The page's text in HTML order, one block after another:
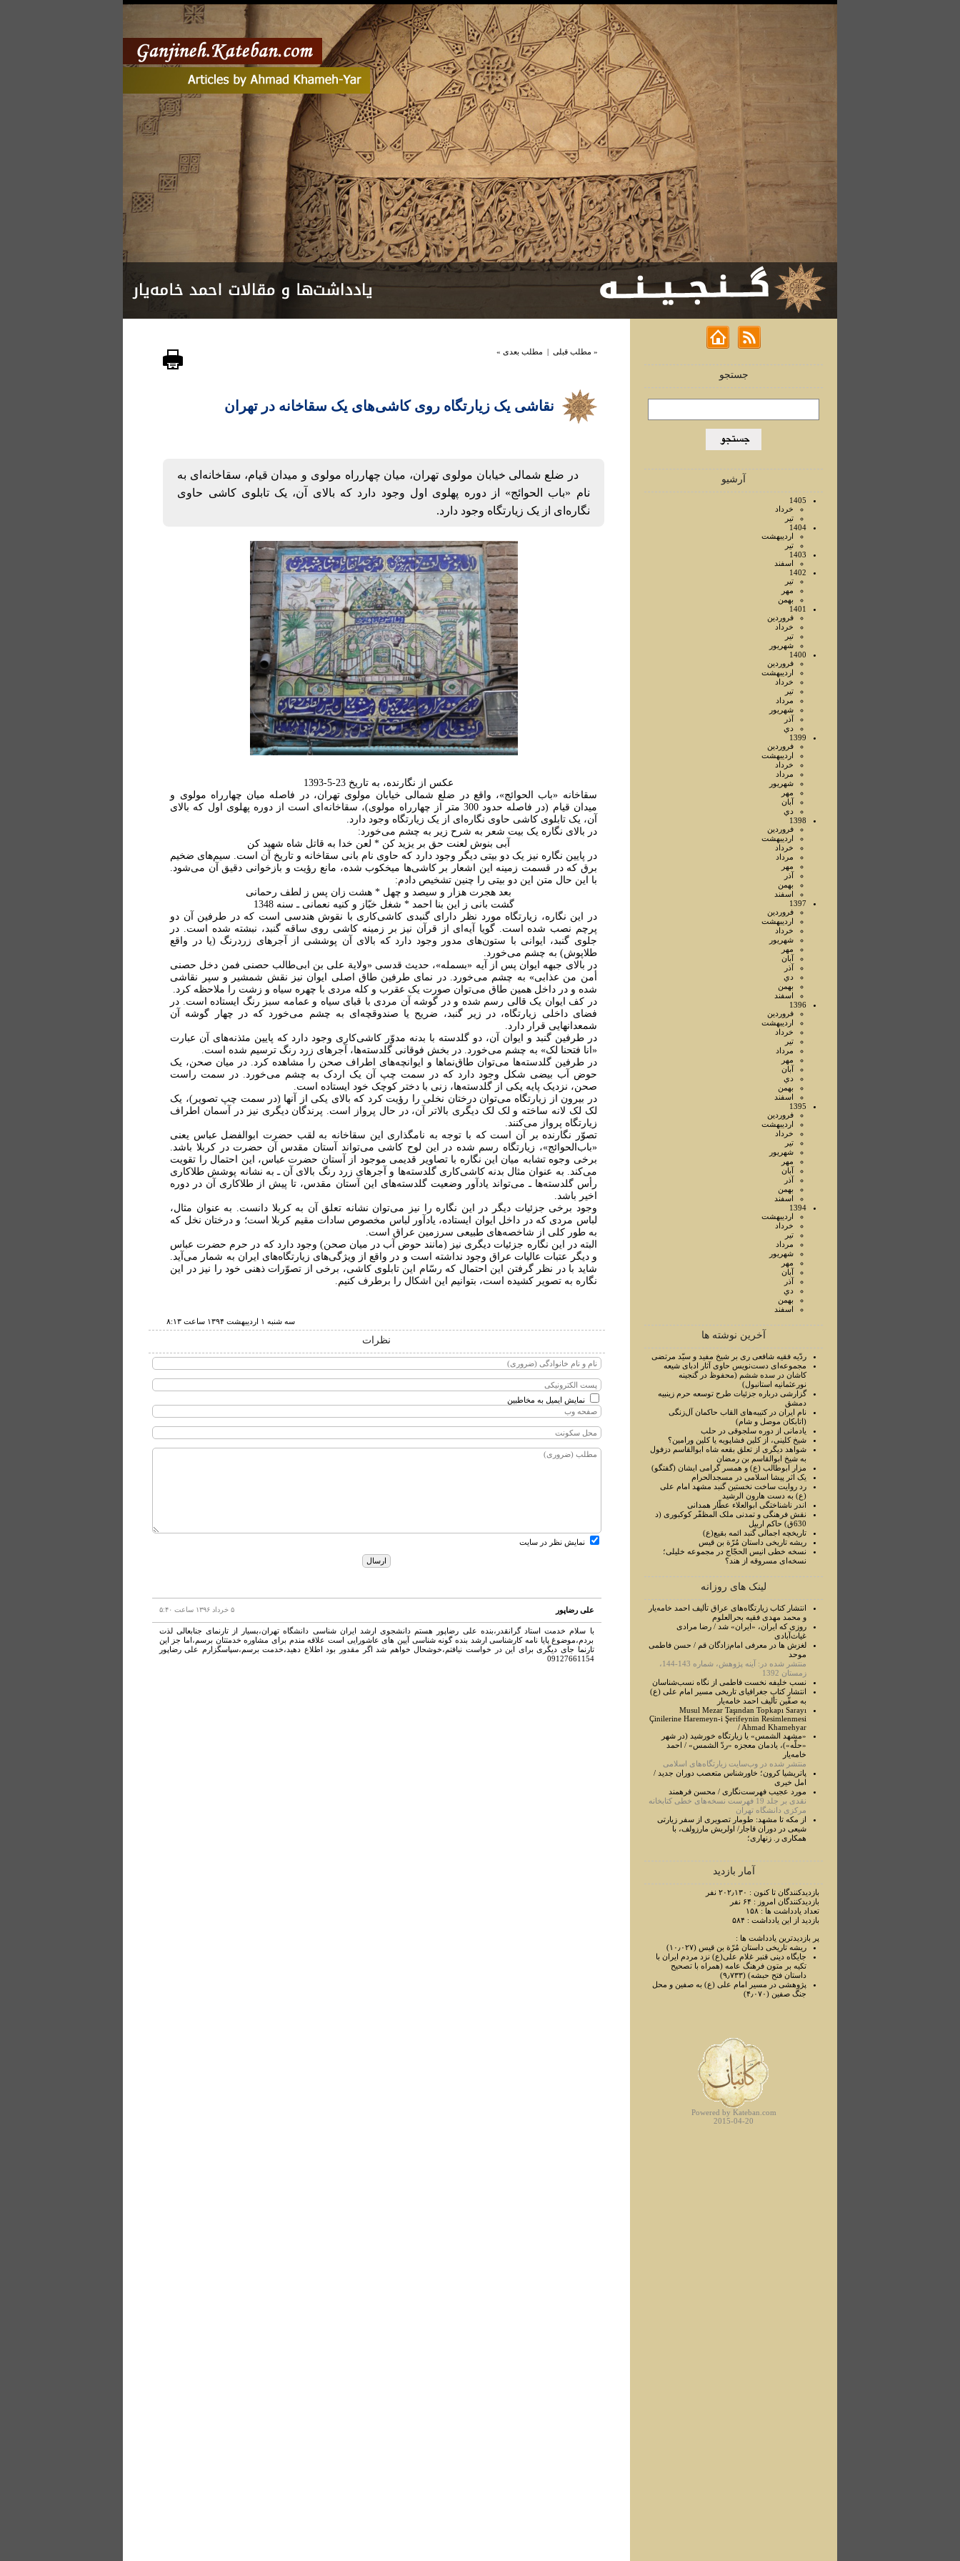
جستجو
آرشیو
1405
خرداد
تير
1404
ارديبهشت
تير
1403
اسفند
1402
تير
مهر
بهمن
1401
فروردين
خرداد
تير
شهريور
1400
فروردين
ارديبهشت
خرداد
تير
مرداد
شهريور
آذر
دي
1399
فروردين
ارديبهشت
خرداد
مرداد
شهريور
مهر
آبان
دي
1398
فروردين
ارديبهشت
خرداد
مرداد
مهر
آذر
بهمن
اسفند
1397
فروردين
ارديبهشت
خرداد
شهريور
مهر
آبان
آذر
دي
بهمن
اسفند
1396
فروردين
ارديبهشت
خرداد
تير
مرداد
مهر
آبان
دي
بهمن
اسفند
1395
فروردين
ارديبهشت
خرداد
تير
شهريور
مهر
آبان
آذر
بهمن
اسفند
1394
ارديبهشت
خرداد
تير
مرداد
شهريور
مهر
آبان
آذر
دي
بهمن
اسفند
آخرین نوشته ها
ردّیه فقیه شافعی ری بر شیخ مفید و سیّد مرتضی
مجموعه‌ای دست‌نویس حاوی آثار ادبای شیعه
کاشان در سده ششم (محفوظ در گنجینه
نورعثمانیه استانبول)
گزارشی درباره جزئیات طرح توسعه حرم زینبیه
دمشق
نام ایران در کتیبه‌های القاب حاکمان آل‌زنگی
(اتابکان موصل و شام)
یادمانی از دوره سلجوقی در حلب
شیخ کلینی، از کلین فشاپویه یا کلین ورامین؟
شواهد دیگری از تعلق بقعه شاه ابوالقاسم دزفول
به شیخ ابوالقاسم بن رمضان
مزار ابوطالب (ع) و همسر گرامی ایشان (گفتگو)
یک اثر پیشا اسلامی در مسجدالحرام
رد روایت ساخت نخستین گنبد مشهد امام علی
(ع) به دست هارون الرشید
اندر ناشناختگی ابوالعلاء عطّار همدانی
نقش فرهنگی و تمدنی ملک المظفّر کوکبوری (د
630ق) حاکم اربیل
تاریخچه اجمالی گنبد ائمه بقیع(ع)
ریشه تاریخی داستان مُرّة بن قیس
نسخه خطی انیس الحجّاج در مجموعه خلیلی؛
نسخه‌ای مسروقه از هند؟
لینک های روزانه
انتشار کتاب زیارتگاه‌های عراق تألیف احمد خامه‌یار
و محمد مهدی فقیه بحرالعلوم
روزی که ایران، «ایران» شد / رضا مرادی
غیاث‌آبادی
لغزش ها در معرفی امام‌زادگان قم / حسن فاطمی
موحد
منتشر شده در: آینه پژوهش، شماره 143-144،
زمستان 1392
نسب خلیفه نخست فاطمی از نگاه نسب‌شناسان
انتشار کتاب جغرافیای تاریخی مسیر امام علی (ع)
به صفّین تألیف احمد خامه‌یار
Musul Mezar Taşından Topkapı Sarayı
Çinilerine Haremeyn-i Şerifeynin Resimlenmesi
/ Ahmad Khamehyar
«مشهد الشمس» یا زیارتگاه خورشید (در شهر
«حلّه»)، یادمان معجزه «ردّ الشمس» / احمد
خامه‌یار
منتشر شده در وب‌سایت زیارتگاه‌های اسلامی
پاتریشیا کرون؛ خاورشناس متعصب دوران جدید /
امل خیری
مورد عجيب فهرست‌نگاری / محسن فرهمند
نقدی بر جلد 19 فهرست نسخه‌های خطی کتابخانه
مرکزی دانشگاه تهران
از مکه تا مشهد: طومار تصویری از سفر زیارتی
شیعی در دوران قاجار/ اولریش مارزولف، با
همکاری ر. زنهاری؛
آمار بازدید
بازدیدکنندگان تا کنون : ۲۰۲٫۱۳۰ نفر
بازدیدکنندگان امروز : ۶۴ نفر
تعداد یادداشت ها : ۱۵۸
بازدید از این یادداشت : ۵۸۴
پر بازدیدترین یادداشت ها :
ریشه تاریخی داستان مُرّة بن قیس (۱۰٫۰۲۷)
جایگاه دینی قنبر غلام علی(ع) نزد مردم ایران با
تکیه بر متون فرهنگ عامه (همراه با تصحیح
داستان فتح حبشه) (۹٫۷۳۳)
پژوهشی در مسیر امام علی ‌(ع) به صفین و محل
جنگ صفین (۴٫۰۷۰)
Powered by Kateban.com
2015-04-20
« مطلب قبلی | مطلب بعدی »
نقاشی یک زیارتگاه روی کاشی‌های یک سقاخانه در تهران
در ضلع شمالی خیابان مولوی تهران، میان چهارراه مولوی و میدان قیام، سقاخانه‌ای به
نام «باب الحوائج» از دوره پهلوی اول وجود دارد که بالای آن، یک تابلوی کاشی حاوی
نگاره‌ای از یک زیارتگاه وجود دارد.
عکس از نگارنده، به تاریخ 23-5-1393
سقاخانه «باب الحوائج»، واقع در ضلع شمالی خیابان مولوی تهران، در فاصله میان چهارراه مولوی و
میدان قیام (در فاصله حدود 300 متر از چهارراه مولوی)، سقاخانه‌ای است از دوره پهلوی اول که بالای
آن، یک تابلوی کاشی حاوی نگاره‌ای از یک زیارتگاه وجود دارد.
در بالای نگاره یک بیت شعر به شرح زیر به چشم می‌خورد:
آبی بنوش لعنت حق بر یزید کن * لعن خدا به قاتل شاه شهید کن
در پایین نگاره نیز یک دو بیتی دیگر وجود دارد که حاوی نام بانی سقاخانه و تاریخ آن است. سیم‌های ضخیم
برق که در قسمت زمینه این اشعار بر کاشی‌ها میخکوب شده، مانع رؤیت و بازخوانی دقیق آن می‌شود.
با این حال متن این دو بیتی را چنین تشخیص دادم:
بعد هجرت هزار و سیصد و چهل * هشت زان پس ز لطف رحمانی
گشت بانی ز این بنا احمد * شغل خبّاز و کنیه نعمانی ـ سنه 1348
در این نگاره، زیارتگاه مورد نظر دارای گنبدی کاشی‌کاری با نقوش هندسی است که در طرفین آن دو
پرچم نصب شده است. گویا آیه‌ای از قرآن نیز بر زمینه کاشی روی ساقه گنبد، نبشته شده است. در
جلوی گنبد، ایوانی با ستون‌های مدور وجود دارد که بالای آن پوششی از آجرهای زردرنگ (یا در واقع
طلاپوش) به چشم می‌خورد.
در بالای جبهه ایوان پس از آیه «بسمله»، حدیث قدسی «ولایة علی بن ابی‌طالب حصنی فمن دخل حصنی
أمن من عذابی» به چشم می‌خورد. در نمای طرفین طاق اصلی ایوان نیز نقش شمشیر و سپر نقاشی
شده و در داخل همین طاق می‌توان صورت یک عقرب و کله مردی با چهره سیاه و زشت را ملاحظه کرد.
در کف ایوان یک قالی رسم شده و در گوشه آن مردی با قبای سیاه و عمامه سبز رنگ ایستاده است. در
فضای داخلی زیارتگاه، در زیر گنبد، ضریح یا صندوقچه‌ای به چشم می‌خورد که در چهار گوشه آن
شمعدانهایی قرار دارد.
در طرفین گنبد و ایوان آن، دو گلدسته با بدنه مدوّر کاشی‌کاری وجود دارد که پایین مئذنه‌های آن عبارت
«انا فتحنا لک» به چشم می‌خورد. در بخش فوقانی گلدسته‌ها، آجرهای زرد رنگ ترسیم شده است.
در طرفین گلدسته‌ها می‌توان طاق‌نماها و ایوانچه‌های اطراف صحن را مشاهده کرد. در میان صحن، یک
حوض آب بیضی شکل وجود دارد که در سمت چپ آن یک اردک به چشم می‌خورد. در سمت راست
صحن، نزدیک پایه یکی از گلدسته‌ها، زنی با دختر کوچک خود ایستاده است.
در بیرون از زیارتگاه می‌توان درختان نخلی را رؤیت کرد که بالای یکی از آنها (در سمت چپ تصویر)، یک
لک لک لانه ساخته و لک لک دیگری بالاتر آن، در حال پرواز است. پرندگان دیگری نیز در آسمان اطراف
زیارتگاه پرواز می‌کنند.
تصوّر نگارنده بر آن است که با توجه به نامگذاری این سقاخانه به لقب حضرت ابوالفضل عباس یعنی
«باب‌الحوائج»، زیارتگاه رسم شده در این لوح کاشی می‌تواند آستان مقدس آن حضرت در کربلا باشد.
برخی وجوه تشابه میان این نگاره با تصاویر قدیمی موجود از آستان حضرت عباس، این احتمال را تقویت
می‌کند. به عنوان مثال بدنه کاشی‌کاری گلدسته‌ها و آجرهای زرد رنگ بالای آن ـ به نشانه پوشش طلاکاری
رأس گلدسته‌ها ـ می‌تواند یادآور وضعیت گلدسته‌های این آستان مقدس، تا پیش از طلاکاری آن در دوره
اخیر باشد.
وجود برخی جزئیات دیگر در این نگاره را نیز می‌توان نشانه تعلق آن به کربلا دانست. به عنوان مثال،
لباس مردی که در داخل ایوان ایستاده، یادآور لباس مخصوص سادات مقیم کربلا است؛ و درختان نخل که
به طور کلی از شاخصه‌های طبیعی سرزمین عراق است.
البته در این نگاره جزئیات دیگری نیز (مانند حوض آب در میان صحن) وجود دارد که در حرم حضرت عباس
و دیگر عتبات عالیات عراق وجود نداشته است و در واقع از ویژگی‌های زیارتگاه‌های ایران به شمار می‌آید.
شاید با در نظر گرفتن این احتمال که رسّام این تابلوی کاشی، برخی از تصوّرات ذهنی خود را نیز در این
نگاره به تصویر کشیده است، بتوانیم این اشکال را برطرف کنیم.
سه شنبه ۱ ارديبهشت ۱۳۹۴ ساعت ۸:۱۳
نظرات
نمایش ایمیل به مخاطبین
نمایش نظر در سایت
علی رضاپور ۵ خرداد ۱۳۹۶ ساعت ۵:۴۰
با سلام خدمت استاد گرانقدر،بنده علی رضاپور هستم دانشجوی ارشد ایران شناسی دانشگاه تهران،بسیار از تارنمای جنابعالی لذت
بردم،موضوغ پایا نامه کارشناسی ارشد بنده گونه شناسی آیین های عاشورایی است علاقه مندم برای مشاوره خدمتتان برسم،اما جز این
تارنما جای دیگری برای این در خواست نیافتم،خوشحال خواهم شد اگر مقدور بود اطلاع دهید،خدمت برسم،سپاسگزارم علی رضاپور
09127661154